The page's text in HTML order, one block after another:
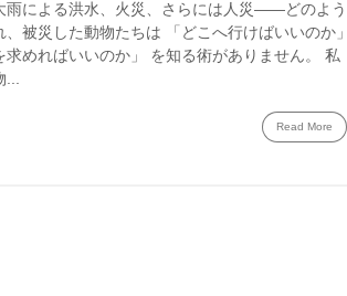
雨による洪水、火災、さらには人災――どのよう
、被災した動物たちは 「どこへ行けばいいのか」
求めればいいのか」 を知る術がありません。 私
...
Read More